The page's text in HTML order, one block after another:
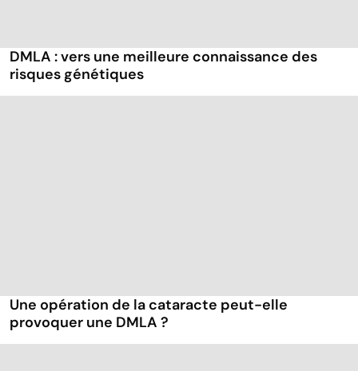
DMLA : vers une meilleure connaissance des
risques génétiques
Une opération de la cataracte peut-elle
provoquer une DMLA ?